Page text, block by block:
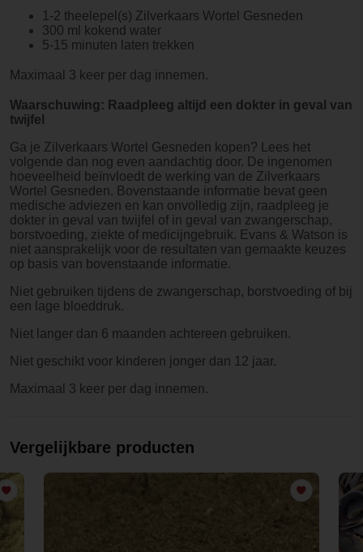
1-2 theelepel(s) Zilverkaars Wortel Gesneden
300 ml kokend water
5-15 minuten laten trekken
Maximaal 3 keer per dag innemen.
Waarschuwing: Raadpleeg altijd een dokter in geval van
twijfel
Ga je Zilverkaars Wortel Gesneden kopen? Lees het
volgende dan nog even aandachtig door. De ingenomen
hoeveelheid beïnvloedt de werking van de Zilverkaars
Wortel Gesneden. Bovenstaande informatie bevat geen
medische adviezen en kan onvolledig zijn, raadpleeg je
dokter in geval van twijfel of in geval van zwangerschap,
borstvoeding, ziekte of medicijngebruik. Evans & Watson is
niet aansprakelijk voor de resultaten van gemaakte keuzes
op basis van bovenstaande informatie.
Niet gebruiken tijdens de zwangerschap, borstvoeding of bij
een lage bloeddruk.
Niet langer dan 6 maanden achtereen gebruiken.
Niet geschikt voor kinderen jonger dan 12 jaar.
Maximaal 3 keer per dag innemen.
Vergelijkbare producten